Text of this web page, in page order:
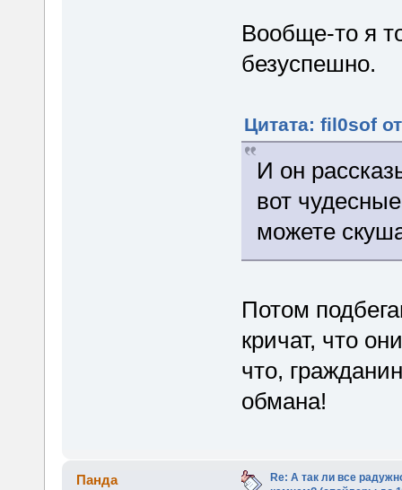
Вообще-то я
безуспешно.
Цитата: fil0sof
И он
вот
можете
Потом
кричат, что
что,
обмана!
Панда
Re: А так ли все